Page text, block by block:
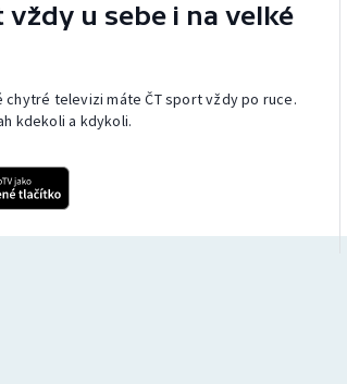
u sebe i na velké
chytré televizi máte ČT sport vždy po ruce.
kdekoli a kdykoli.